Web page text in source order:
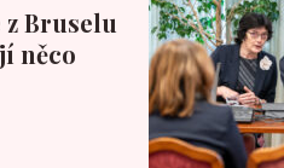
z Bruselu
něco